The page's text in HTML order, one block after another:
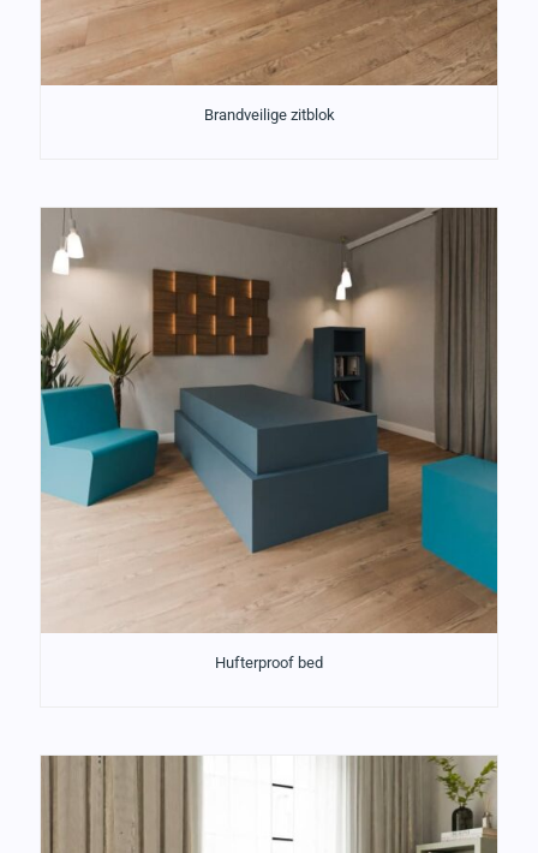
Brandveilige zitblok
Hufterproof bed